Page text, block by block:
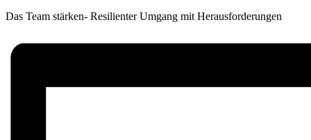
Das Team stärken- Resilienter Umgang mit Herausforderungen